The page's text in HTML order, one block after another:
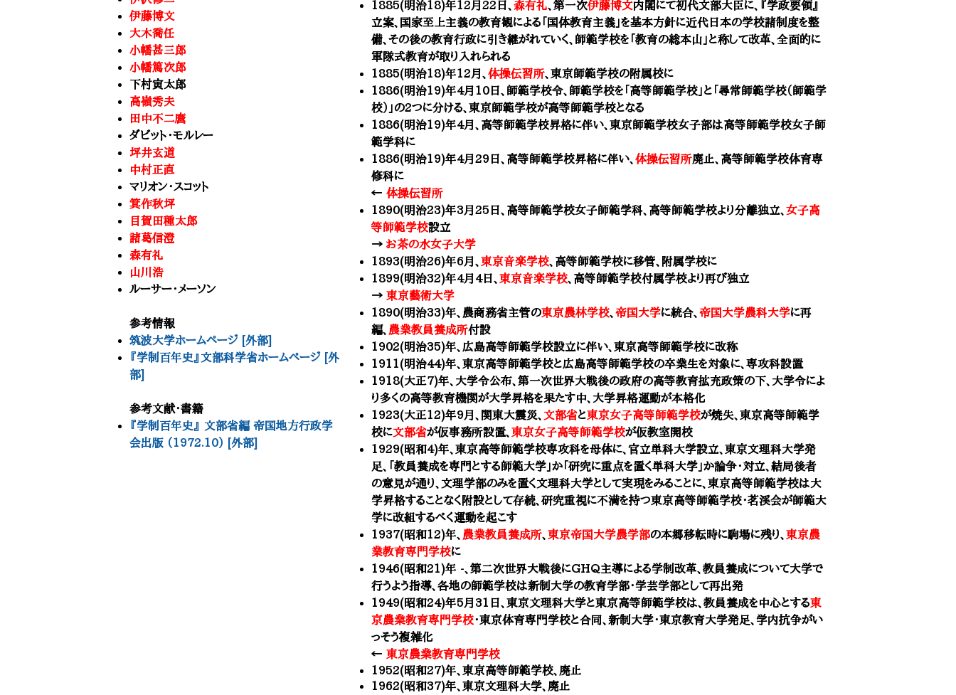
伊藤博文
大木喬任
小幡甚三郎
小幡篤次郎
下村寅太郎
高嶺秀夫
田中不二麿
ダビット・モルレー
坪井玄道
中村正直
マリオン・スコット
箕作秋坪
目賀田種太郎
諸葛信澄
森有礼
山川浩
ルーサー・メーソン
参考情報
筑波大学ホームページ [外部]
『学制百年史』文部科学省ホームページ [外
部]
参考文献・書籍
『学制百年史』 文部省編 帝国地方行政学
会出版 （1972.10） [外部]
1885(明治18)年12月22日、 森有礼、第一次伊藤博文内閣にて初代文部大臣に、『学政要領』
立案、国家至上主義の教育観による「国体教育主義」を基本方針に近代日本の学校諸制度を整
備、その後の教育行政に引き継がれていく、 師範学校を「教育の総本山」と称して改革、全面的に
軍隊式教育が取り入れられる
1885(明治18)年12月、 体操伝習所、 東京師範学校の附属校に
1886(明治19)年4月10日、師範学校令、 師範学校を「高等師範学校」と「尋常師範学校（師範学
校）」の2つに分ける、 東京師範学校が高等師範学校となる
1886(明治19)年4月、 高等師範学校昇格に伴い、 東京師範学校女子部は高等師範学校女子師
範学科に
1886(明治19)年4月29日、 高等師範学校昇格に伴い、 体操伝習所廃止、 高等師範学校体育専
修科に
​← 体操伝習所
1890(明治23)年3月25日、 高等師範学校女子師範学科、 高等師範学校より分離独立、 女子高
等師範学校設立
​→ お茶の水女子大学
1893(明治26)年6月、 東京音楽学校、 高等師範学校に移管、附属学校に
1899(明治32)年4月4日、 東京音楽学校、高等師範学校付属学校より再び独立
→ 東京藝術大学
1890(明治33)年、 農商務省主管の東京農林学校、 帝国大学に統合、 帝国大学農科大学に再
編、 農業教員養成所付設
1902(明治35)年、広島高等師範学校設立に伴い、東京高等師範学校に改称
1911(明治44)年、東京高等師範学校と広島高等師範学校の卒業生を対象に、専攻科設置
1918(大正7)年、大学令公布、第一次世界大戦後の政府の高等教育拡充政策の下、大学令によ
り多くの高等教育機関が大学昇格を果たす中、大学昇格運動が本格化
1923(大正12)年9月、関東大震災、 文部省と東京女子高等師範学校が焼失、東京高等師範学
校に文部省が仮事務所設置、 東京女子高等師範学校が仮教室開校
1929(昭和4)年、東京高等師範学校専攻科を母体に、官立単科大学設立、東京文理科大学発
足、「教員養成を専門とする師範大学」か「研究に重点を置く単科大学」か論争・対立、結局後者
の意見が通り、文理学部のみを置く文理科大学として実現をみることに、東京高等師範学校は大
学昇格することなく附設として存続、研究重視に不満を持つ東京高等師範学校・茗渓会が師範大
学に改組するべく運動を起こす
1937(昭和12)年、 農業教員養成所、 東京帝国大学農学部の本郷移転時に駒場に残り、 東京農
業教育専門学校に
1946(昭和21)年 -、第二次世界大戦後にGHQ主導による学制改革、教員養成について大学で
行うよう指導、各地の師範学校は新制大学の教育学部・学芸学部として再出発
1949(昭和24)年5月31日、東京文理科大学と東京高等師範学校は、教員養成を中心とする東
京農業教育専門学校・東京体育専門学校と合同、 新制大学・東京教育大学発足、学内抗争がい
っそう複雑化
← 東京農業教育専門学校
1952(昭和27)年、東京高等師範学校、廃止
1962(昭和37)年、東京文理科大学、廃止